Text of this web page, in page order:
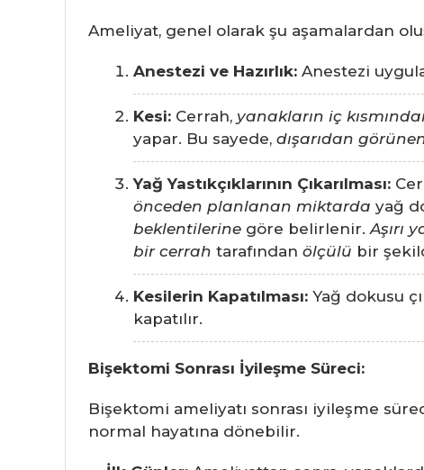
Ameliyat, genel olarak şu aşamalardan
Anestezi ve Hazırlık: Anestezi
Kesi: Cerrah, yanakların iç
yapar. Bu sayede, dışarıdan
Yağ Yastıkçıklarının Çıkarılması:
önceden planlanan miktarda yağ
beklentilerine göre belirlenir.Aşırı
bir cerrah tarafından ölçülü bir
Kesilerin Kapatılması: Yağ dokusu
kapatılır.
Bişektomi Sonrası İyileşme Süreci:
Bişektomi ameliyatı sonrası iyileşme
normal hayatına dönebilir.